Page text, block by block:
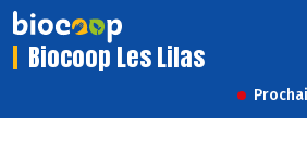
Biocoop Les Lilas